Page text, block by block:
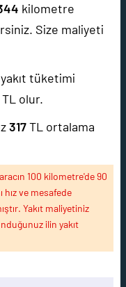
kilometre
Size maliyeti
tüketimi
TL olur.
317TL ortalama
100 kilometre'de 90
hız ve mesafede
Yakıt maliyetiniz
ilin yakıt